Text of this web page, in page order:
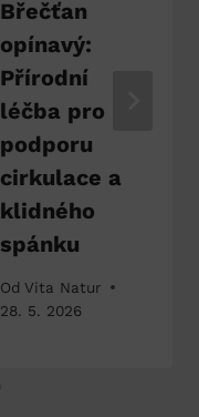
Břečťan
opínavý:
Přírodní
léčba pro
podporu
cirkulace a
klidného
spánku
Od Vita Natur
28. 5. 2026